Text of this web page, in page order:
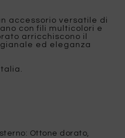
accessorio versatile di
con fili multicolori e
arricchiscono il
ed eleganza
Ottone dorato,